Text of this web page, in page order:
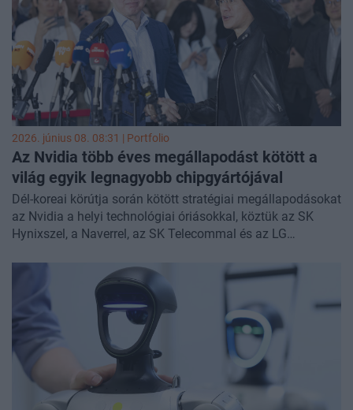
2026. június 08. 08:31 | Portfolio
Az Nvidia több éves megállapodást kötött a
világ egyik legnagyobb chipgyártójával
Dél-koreai körútja során kötött stratégiai megállapodásokat
az Nvidia a helyi technológiai óriásokkal, köztük az SK
Hynixszel, a Naverrel, az SK Telecommal és az LG
intelligenciához szükséges memóriachipek ellátásának
biztosítása és az új ügyfelek szerzése.